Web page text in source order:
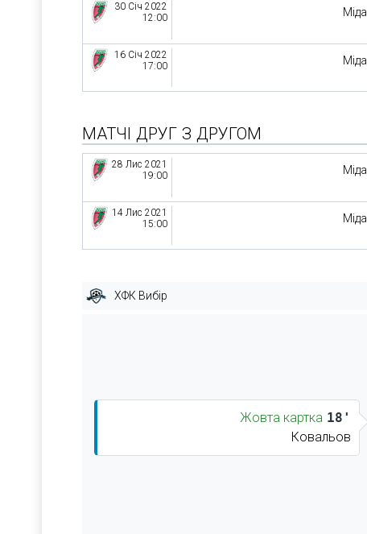
30 Січ 2022
12:00
Міда
16 Січ 2022
17:00
Міда
МАТЧІ ДРУГ З ДРУГОМ
28 Лис 2021
19:00
Міда
14 Лис 2021
15:00
Міда
ХФК Вибір
Жовта картка 18'
Ковальов